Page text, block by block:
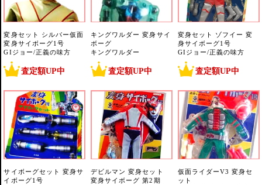
変身セット シルバー仮面
変身サイボーグ1号
GIジョー/正義の味方
査定額UP中
キングワルダー 変身サイ
ボーグ
キングワルダー
査定額UP中
変身セット ゾフイー 変
身サイボーグ1号
GIジョー/正義の味方
査定額UP中
サイボーグセット 変身サ
イボーグ1号
デビルマン 変身セット
変身サイボーグ 第2期
仮面ライダーV3 変身セ
ット